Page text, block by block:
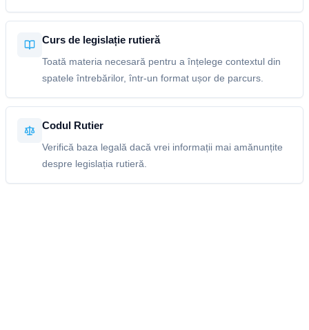
Curs de legislație rutieră
Toată materia necesară pentru a înțelege contextul din
spatele întrebărilor, într-un format ușor de parcurs.
Codul Rutier
Verifică baza legală dacă vrei informații mai amănunțite
despre legislația rutieră.